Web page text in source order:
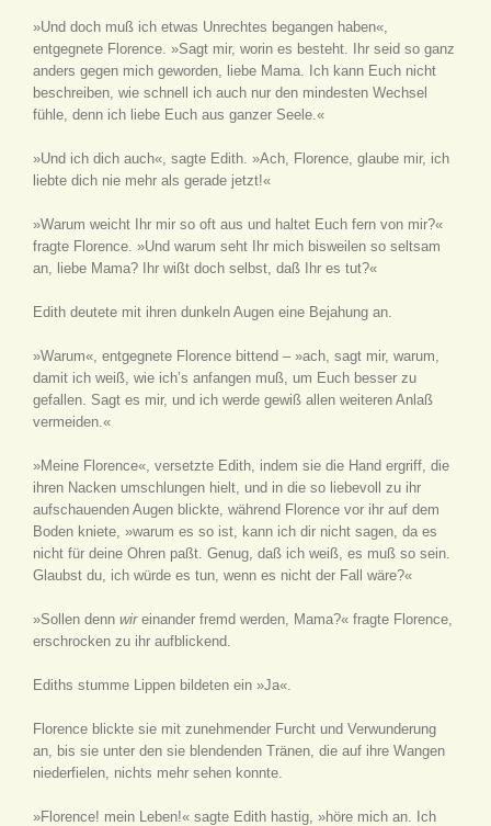
»Und doch muß ich etwas Unrechtes begangen haben«,
entgegnete Florence. »Sagt mir, worin es besteht. Ihr seid so ganz
anders gegen mich geworden, liebe Mama. Ich kann Euch nicht
beschreiben, wie schnell ich auch nur den mindesten Wechsel
fühle, denn ich liebe Euch aus ganzer Seele.«
»Und ich dich auch«, sagte Edith. »Ach, Florence, glaube mir, ich
liebte dich nie mehr als gerade jetzt!«
»Warum weicht Ihr mir so oft aus und haltet Euch fern von mir?«
fragte Florence. »Und warum seht Ihr mich bisweilen so seltsam
an, liebe Mama? Ihr wißt doch selbst, daß Ihr es tut?«
Edith deutete mit ihren dunkeln Augen eine Bejahung an.
»Warum«, entgegnete Florence bittend – »ach, sagt mir, warum,
damit ich weiß, wie ich’s anfangen muß, um Euch besser zu
gefallen. Sagt es mir, und ich werde gewiß allen weiteren Anlaß
vermeiden.«
»Meine Florence«, versetzte Edith, indem sie die Hand ergriff, die
ihren Nacken umschlungen hielt, und in die so liebevoll zu ihr
aufschauenden Augen blickte, während Florence vor ihr auf dem
Boden kniete, »warum es so ist, kann ich dir nicht sagen, da es
nicht für deine Ohren paßt. Genug, daß ich weiß, es muß so sein.
Glaubst du, ich würde es tun, wenn es nicht der Fall wäre?«
»Sollen denn wireinander fremd werden, Mama?« fragte Florence,
erschrocken zu ihr aufblickend.
Ediths stumme Lippen bildeten ein »Ja«.
Florence blickte sie mit zunehmender Furcht und Verwunderung
an, bis sie unter den sie blendenden Tränen, die auf ihre Wangen
niederfielen, nichts mehr sehen konnte.
»Florence! mein Leben!« sagte Edith hastig, »höre mich an. Ich